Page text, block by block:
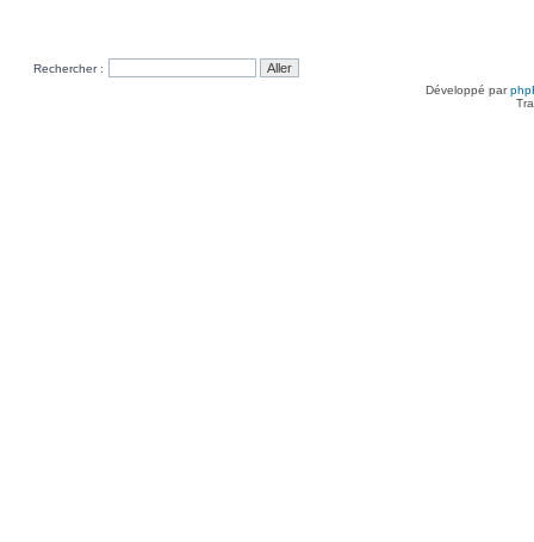
Rechercher :
Développé par